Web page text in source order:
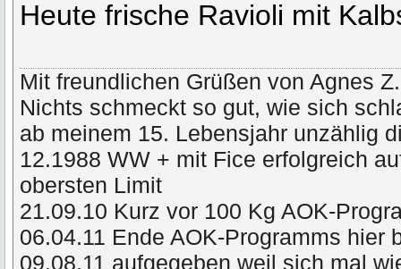
Heute frische Ravioli mit
Mit freundlichen Grüßen von Agnes Z.
Nichts schmeckt so gut, wie sich
ab meinem 15. Lebensjahr unzählig
12.1988 WW + mit Fice erfolgreich
obersten Limit
21.09.10 Kurz vor 100 Kg AOK-
06.04.11 Ende AOK-Programms hier
09.08.11 aufgegeben weil sich mal